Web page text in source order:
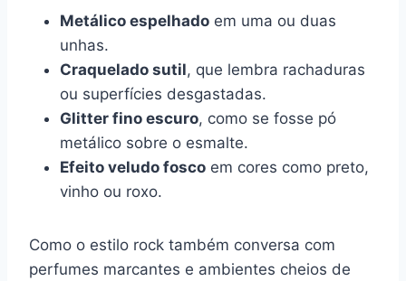
Metálico espelhado em uma ou duas
unhas.
Craquelado sutil, que lembra rachaduras
ou superfícies desgastadas.
Glitter fino escuro, como se fosse pó
metálico sobre o esmalte.
Efeito veludo fosco em cores como preto,
vinho ou roxo.
Como o estilo rock também conversa com
perfumes marcantes e ambientes cheios de